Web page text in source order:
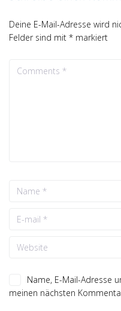
Deine E-Mail-Adresse wird
Felder sind mit * markiert
Name, E-Mail-Adresse
meinen nächsten